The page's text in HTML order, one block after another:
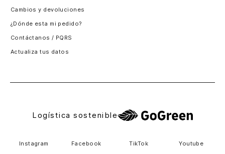
Cambios y devoluciones
¿Dónde esta mi pedido?
Contáctanos / PQRS
Actualiza tus datos
Logística sostenible
Instagram Facebook TikTok Youtube